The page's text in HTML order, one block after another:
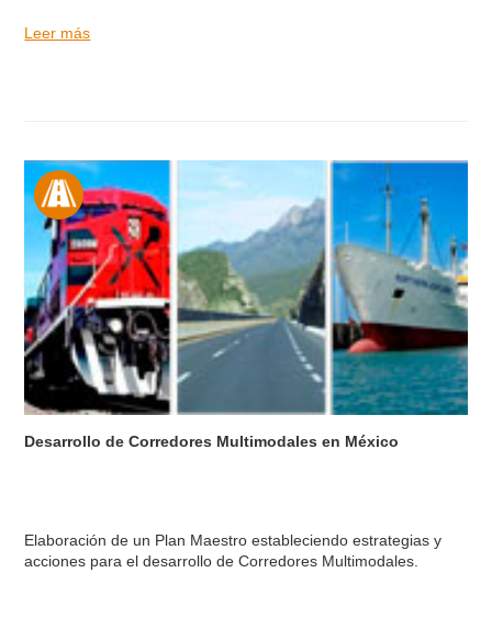
Leer más
Desarrollo de Corredores Multimodales en México
Elaboración de un Plan Maestro estableciendo estrategias y
acciones para el desarrollo de Corredores Multimodales.